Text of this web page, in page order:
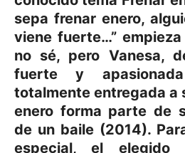
sepa frenar enero,
viene fuerte…”
no sé, pero Vanesa,
fuerte y
totalmente entregada a
enero forma parte de
de un baile (2014).
especial, el